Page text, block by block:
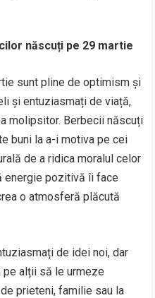
născuți pe 29 martie
sunt pline de optimism și
și entuziasmați de viață,
molipsitor. Berbecii născuți
buni la a-i motiva pe cei
de a ridica moralul celor
energie pozitivă îi face
o atmosferă plăcută
de idei noi, dar
pe alții să le urmeze
prieteni, familie sau la